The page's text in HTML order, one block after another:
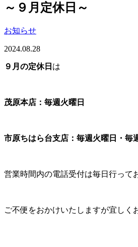
～９月定休日～
お知らせ
2024.08.28
９ 月の定休日 は
茂原本店：毎週火曜日
市原ちはら台支店：毎週火曜日・毎
営業時間内の電話受付は毎日行って
ご不便をおかけいたしますが宜しく